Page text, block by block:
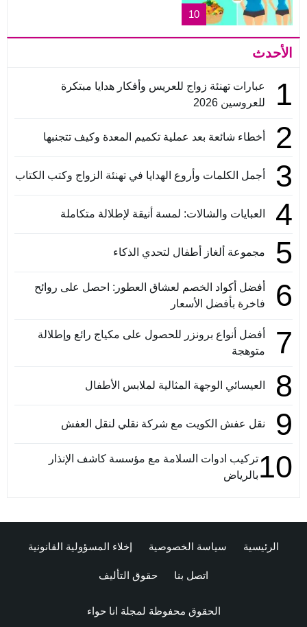
10
الأحدث
1
عبارات تهنئة زواج للعريس وأفكار هدايا مبتكرة
للعروسين 2026
2 أخطاء شائعة بعد عملية تكميم المعدة وكيف تتجنبها
3 أجمل الكلمات وأروع الهدايا في تهنئة الزواج وكتب الكتاب
4 العبايات والشالات: لمسة أنيقة لإطلالة متكاملة
5 مجموعة ألغاز أطفال لتحدي الذكاء
6
أفضل أكواد الخصم لعشاق العطور: احصل على روائح
فاخرة بأفضل الأسعار
7
أفضل أنواع برونزر للحصول على مكياج رائع وإطلالة
متوهجة
8 العيسائي الوجهة المثالية لملابس الأطفال
9 نقل عفش الكويت مع شركة نقلي لنقل العفش
10تركيب ادوات السلامة مع مؤسسة كاشف الإنذار
بالرياض
الرئيسية سياسة الخصوصية إخلاء المسؤولية القانونية
اتصل بنا حقوق التأليف
الحقوق محفوظة لمجلة انا حواء